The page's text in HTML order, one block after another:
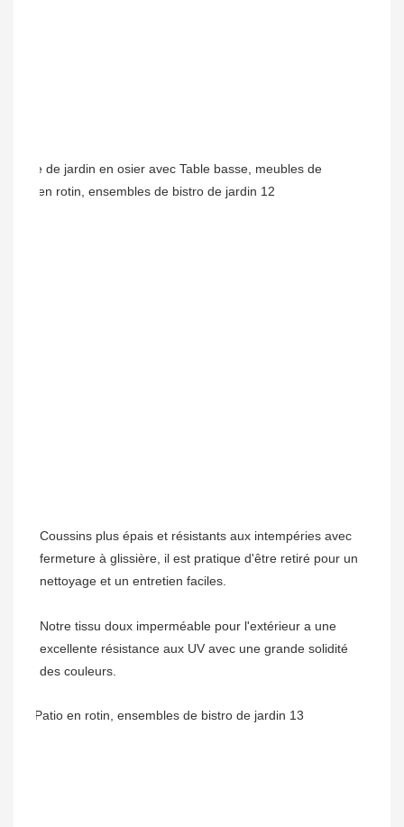
Coussins plus épais et résistants aux intempéries avec
fermeture à glissière, il est pratique d'être retiré pour un
Notre tissu doux imperméable pour l'extérieur a une
excellente résistance aux UV avec une grande solidité